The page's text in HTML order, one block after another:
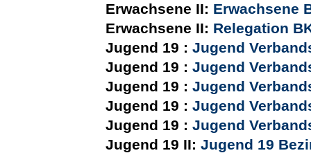
Erwachsene II: Erwachsene
Erwachsene II: Relegation
Jugend 19 : Jugend
Jugend 19 : Jugend
Jugend 19 : Jugend
Jugend 19 : Jugend
Jugend 19 : Jugend
Jugend 19 II: Jugend 19